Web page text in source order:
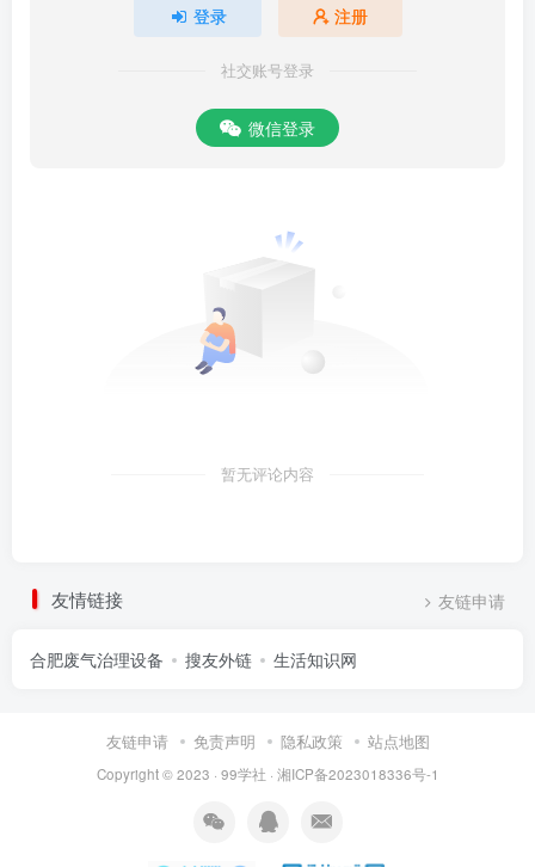
登录 注册
社交账号登录
微信登录
暂无评论内容
友情链接 友链申请
合肥废气治理设备 搜友外链 生活知识网
友链申请 免责声明 隐私政策 站点地图
Copyright © 2023 · 99学社 · 湘ICP备2023018336号-1